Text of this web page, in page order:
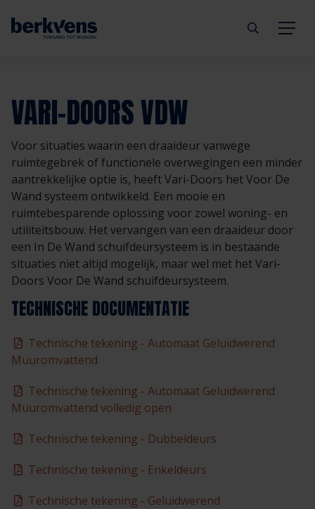
Deuren
Kozijnen
Hang- & sluitwerk
Diensten
Technische documentatie
Veelgestelde vragen
Eengezinswoning
Meergezinswoning
Utiliteitsgebouw
Prefab woning
Aannemer
Architect
Projectontwikkelaar
Handelspartner
Inbraakwerend
Brandwerend
Geluidwerend
Rookwerend
Duurzaamheid
Brochures
Technische documentatie
Veelgestelde vragen
mijndeur.nl
Webshop
Inspiratie
Verkooppunten
Veelgestelde vragen
Blog
Organisatie
Duurzaamheid
GND Garantiedeuren
Werken bij Berkvens
VARI-DOORS VDW
Voor situaties waarin een draaideur vanwege
ruimtegebrek of functionele overwegingen een minder
aantrekkelijke optie is, heeft Vari-Doors het Voor De
Wand systeem ontwikkeld. Een mooie en
ruimtebesparende oplossing voor zowel woning- en
utiliteitsbouw. Het vervangen van een draaideur door
een In De Wand schuifdeursysteem is in bestaande
situaties niet altijd mogelijk, maar wel met het Vari-
Doors Voor De Wand schuifdeursysteem.
TECHNISCHE DOCUMENTATIE
Technische tekening - Automaat Geluidwerend
Muuromvattend
Technische tekening - Automaat Geluidwerend
Muuromvattend volledig open
Technische tekening - Dubbeldeurs
Technische tekening - Enkeldeurs
Technische tekening - Geluidwerend